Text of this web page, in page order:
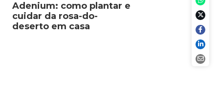
Adenium: como plantar e
cuidar da rosa-do-
deserto em casa